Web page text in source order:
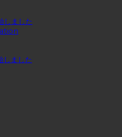
しました
しました